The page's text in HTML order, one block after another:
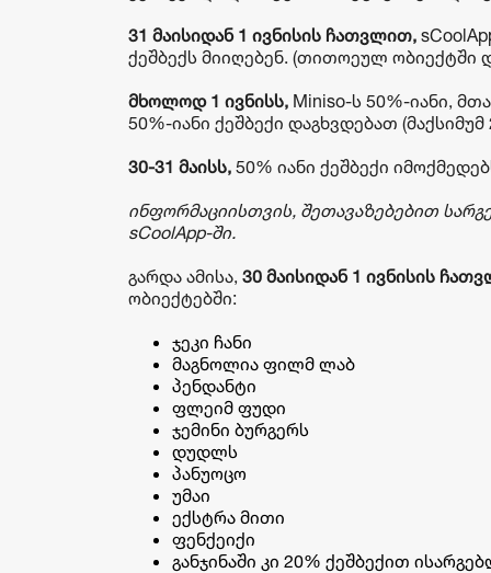
31 მაისიდან 1 ივნისის ჩათვლით,
ქეშბექს მიიღებენ. (თითოეულ ობიექტში
მხოლოდ 1 ივნისს, Miniso-ს 50%-იანი,
50%-იანი ქეშბექი დაგხვდებათ
30-31 მაისს, 50% იანი ქეშბექი
ინფორმაციისთვის, შეთავაზებებით
sCoolApp-ში.
გარდა ამისა, 30 მაისიდან 1 ივნისის
ობიექტებში:
ჯეკი ჩანი
მაგნოლია ფილმ ლაბ
პენდანტი
ფლეიმ ფუდი
ჯემინი ბურგერს
დუდლს
პანუოცო
უმაი
ექსტრა მითი
ფენქეიქი
განჯინაში კი 20% ქეშბექით